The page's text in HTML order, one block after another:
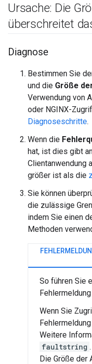
Ursache: Die
überschreitet
Diagnose
Bestimmen Sie
und die Größe
Verwendung von
oder NGINX-
Diagnoseschritte.
Wenn die
hat, ist dies gibt
Clientanwendung
größer ist als die
Sie können
die zulässige
indem Sie einen
Methoden
So führen Sie
Fehlermeldung
Wenn Sie
Weitere
faultstring .
Die Größe der